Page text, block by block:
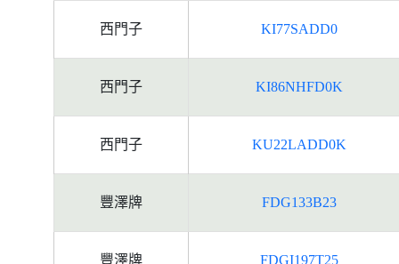
西門子 KI77SADD0
西門子 KI86NHFD0K
西門子 KU22LADD0K
豐澤牌 FDG133B23
豐澤牌 FDGI197T25